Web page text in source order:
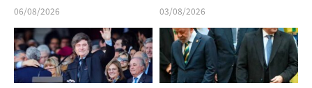
06/08/2026 03/08/2026